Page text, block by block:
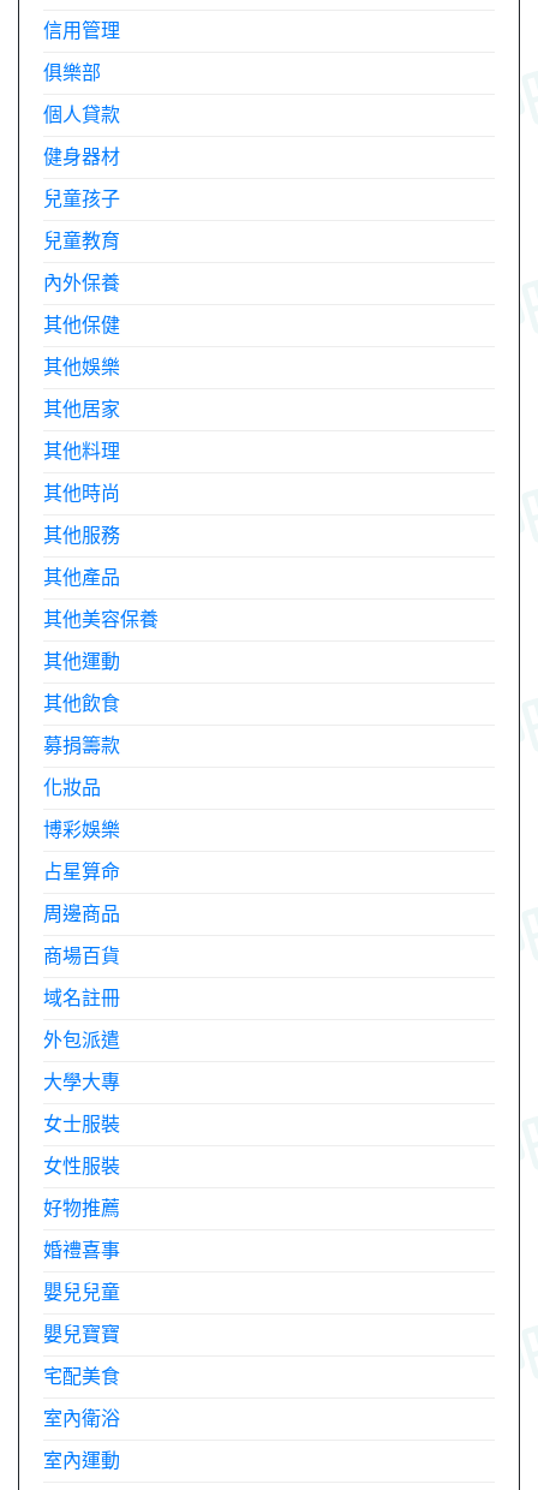
信用管理
俱樂部
個人貸款
健身器材
兒童孩子
兒童教育
內外保養
其他保健
其他娛樂
其他居家
其他料理
其他時尚
其他服務
其他產品
其他美容保養
其他運動
其他飲食
募捐籌款
化妝品
博彩娛樂
占星算命
周邊商品
商場百貨
域名註冊
外包派遣
大學大專
女士服裝
女性服裝
好物推薦
婚禮喜事
嬰兒兒童
嬰兒寶寶
宅配美食
室內衛浴
室內運動